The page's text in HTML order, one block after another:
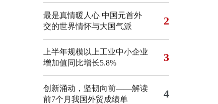
最是真情暖人心 中国元首外
交的世界情怀与大国气派
2
上半年规模以上工业中小企业
增加值同比增长5.8%
3
创新涌动，坚韧向前——解读
前7个月我国外贸成绩单
4